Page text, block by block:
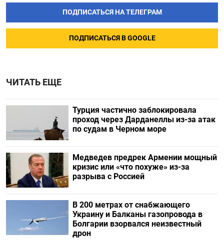
ПОДПИСАТЬСЯ НА ТЕЛЕГРАМ
ПОДПИСАТЬСЯ В GOOGLE
ЧИТАТЬ ЕЩЕ
Турция частично заблокировала
проход через Дарданеллы из-за атак
по судам в Черном море
Медведев предрек Армении мощный
кризис или «что похуже» из-за
разрыва с Россией
В 200 метрах от снабжающего
Украину и Балканы газопровода в
Болгарии взорвался неизвестный
дрон